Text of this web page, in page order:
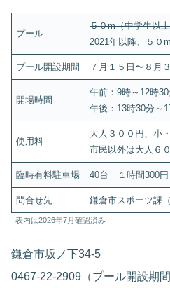
プール
５０m（中学生以
2021年以降、５０
プール開設期間 ７月１５日〜８月
開場時間
午前：9時～12時
午後：13時30分～
使用料
大人３００円、小
市民以外は大人６
臨時有料駐車場 40台 １時間300円
問合せ先 鎌倉市スポーツ課
表内は2026年7月確認済み
鎌倉市坂ノ下34-5
0467-22-2909（プール開設期間